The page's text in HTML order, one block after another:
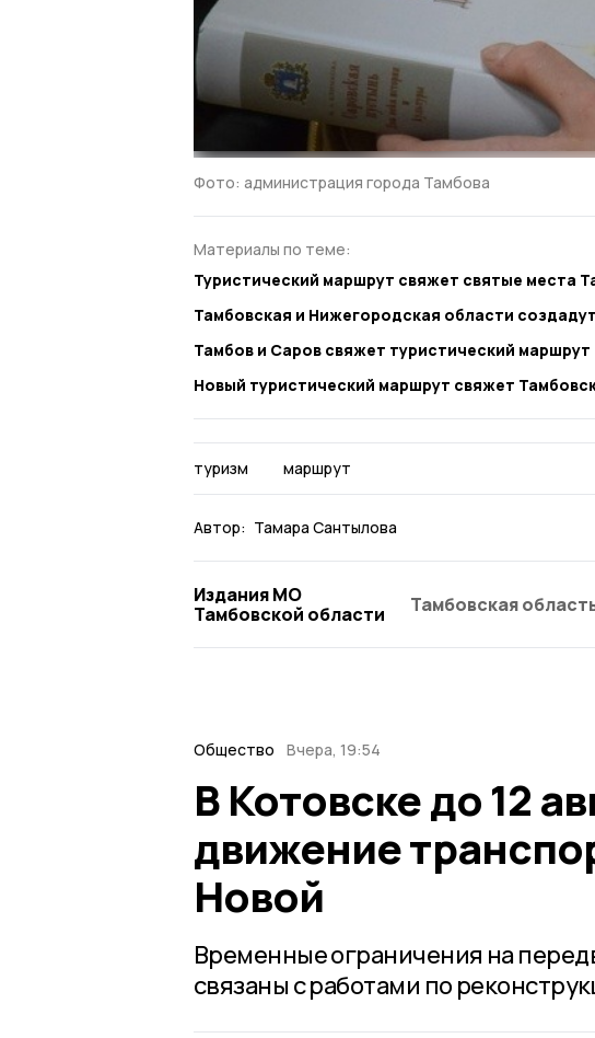
Фото: администрация города Тамбова
Материалы по теме:
Туристический маршрут свяжет святые места
Тамбовская и Нижегородская области
Тамбов и Саров свяжет туристический маршрут
Новый туристический маршрут свяжет
туризм маршрут
Автор: Тамара Сантылова
Издания МО
Тамбовской области
Тамбовская
Общество Вчера, 19:54
В Котовске до 12
движение
Новой
Временные ограничения на
связаны с работами по